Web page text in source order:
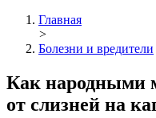
Главная
>
Болезни и вредители
Как народными
от слизней на